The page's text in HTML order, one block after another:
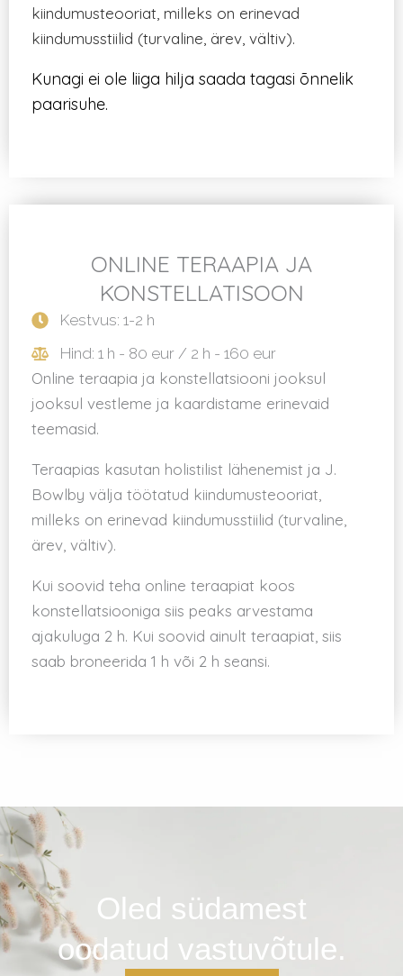
kiindumusteooriat, milleks on erinevad
kiindumusstiilid (turvaline, ärev, vältiv).
Kunagi ei ole liiga hilja saada tagasi õnnelik
paarisuhe.
ONLINE TERAAPIA JA
KONSTELLATISOON​
Kestvus: 1-2 h
Hind: 1 h - 80 eur / 2 h - 160 eur
Online teraapia ja konstellatsiooni jooksul
jooksul vestleme ja kaardistame erinevaid
teemasid.
Teraapias kasutan holistilist lähenemist ja J.
Bowlby välja töötatud kiindumusteooriat,
milleks on erinevad kiindumusstiilid (turvaline,
ärev, vältiv).
Kui soovid teha online teraapiat koos
konstellatsiooniga siis peaks arvestama
ajakuluga 2 h. Kui soovid ainult teraapiat, siis
saab broneerida 1 h või 2 h seansi.
Oled südamest
oodatud vastuvõtule.